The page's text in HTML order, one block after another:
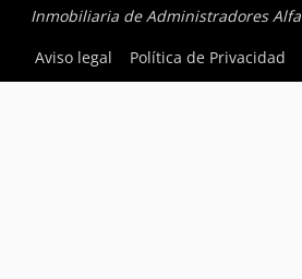
Inmobiliaria de Administradores Alfa
Aviso legal
Política de Privacidad